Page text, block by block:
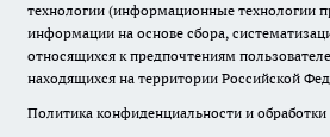
технологии (информационные технологии
информации на основе сбора,
относящихся к предпочтениям
находящихся на территории Российской
Политика конфиденциальности и